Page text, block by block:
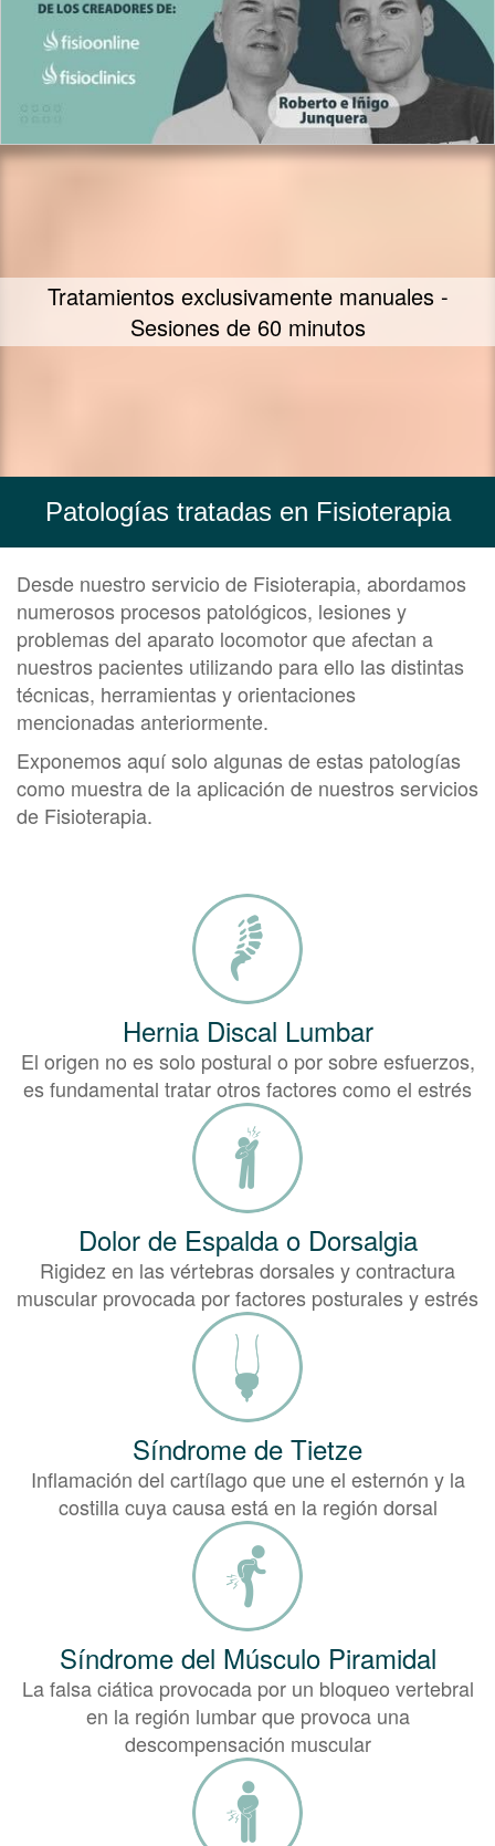
Fiit Concept - Fisioterapia Integrativa
Patologías tratadas en Fisioterapia
Desde nuestro servicio de Fisioterapia, abordamos
numerosos procesos patológicos, lesiones y
problemas del aparato locomotor que afectan a
nuestros pacientes utilizando para ello las distintas
técnicas, herramientas y orientaciones
mencionadas anteriormente.
Exponemos aquí solo algunas de estas patologías
como muestra de la aplicación de nuestros servicios
de Fisioterapia.
Hernia Discal Lumbar
El origen no es solo postural o por sobre esfuerzos,
es fundamental tratar otros factores como el estrés
Dolor de Espalda o Dorsalgia
Rigidez en las vértebras dorsales y contractura
muscular provocada por factores posturales y estrés
Síndrome de Tietze
Inflamación del cartílago que une el esternón y la
costilla cuya causa está en la región dorsal
Síndrome del Músculo Piramidal
La falsa ciática provocada por un bloqueo vertebral
en la región lumbar que provoca una
descompensación muscular